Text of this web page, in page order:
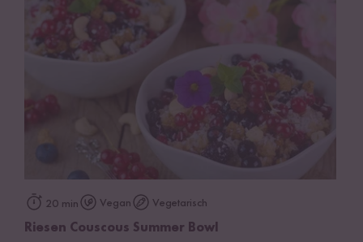
20 min Vegan Vegetarisch
Riesen Couscous Summer Bowl